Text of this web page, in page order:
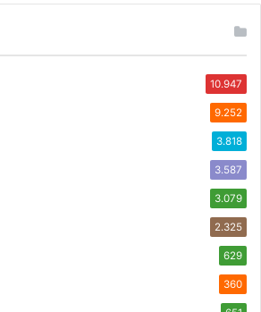
10.947
9.252
3.818
3.587
3.079
2.325
629
360